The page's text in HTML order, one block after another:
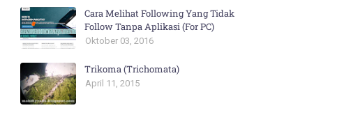
Cara Melihat Following Yang Tidak
Follow Tanpa Aplikasi (For PC)
Oktober 03, 2016
Trikoma (Trichomata)
April 11, 2015